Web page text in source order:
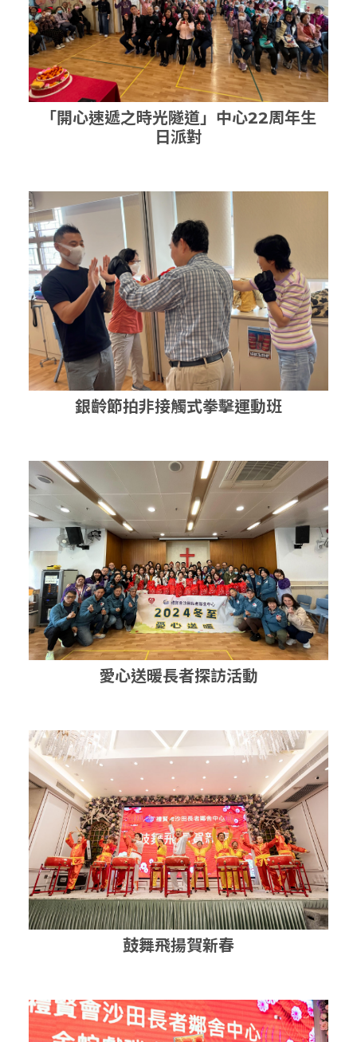
「開心速遞之時光隧道」中心22周年生
日派對
銀齡節拍非接觸式拳擊運動班
愛心送暖長者探訪活動
鼓舞飛揚賀新春